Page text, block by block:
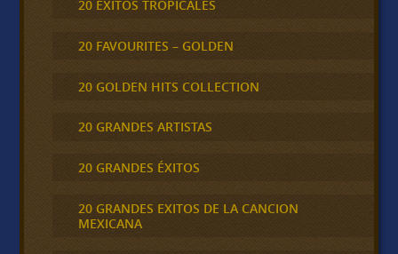
20 ÉXITOS TROPICALES
20 FAVOURITES – GOLDEN
20 GOLDEN HITS COLLECTION
20 GRANDES ARTISTAS
20 GRANDES ÉXITOS
20 GRANDES EXITOS DE LA CANCION
MEXICANA